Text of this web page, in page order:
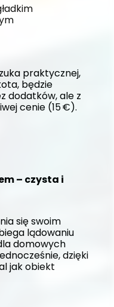
praktycznej,
będzie
dodatków, ale z
cenie (15 €).
– czysta i
się swoim
lądowaniu
domowych
dzięki
jak obiekt